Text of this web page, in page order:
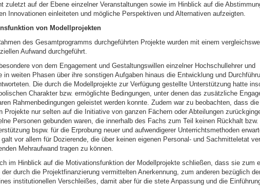
zuletzt auf der Ebene einzelner Veranstaltungen sowie im Hinblick auf die
Innovationen einleiteten und mögliche Perspektiven und Alternativen aufzeigten.
von Modellprojekten
des Gesamtprogramms durchgeführten Projekte wurden mit einem
Aufwand durchgeführt.
von dem Engagement und Gestaltungswillen einzelner Hochschullehrer und
in weiten Phasen über ihre sonstigen Aufgaben hinaus die Entwicklung und
Die durch die Modellprojekte zur Verfügung gestellte Unterstützung hatte
Charakter bzw. ermöglichte Bedingungen, unter denen das zusätzliche
Rahmenbedingungen geleistet werden konnte. Zudem war zu beobachten, dass die
Projekte nur selten auf die Initiative von ganzen Fächern oder Abteilungen
Personen gebunden waren, die innerhalb des Fachs zum Teil keinen Rückhalt bzw.
bspw. für die Erprobung neuer und aufwendigerer Unterrichtsmethoden
vor allem für Dozierende, die über keinen eigenen Personal- und Sachmitteletat
Mehraufwand tragen zu können.
im Hinblick auf die Motivationsfunktion der Modellprojekte schließen, dass sie zum
durch die Projektfinanzierung vermittelten Anerkennung, zum anderen bezüglich
institutionellen Verschleißes, damit aber für die stete Anpassung und die